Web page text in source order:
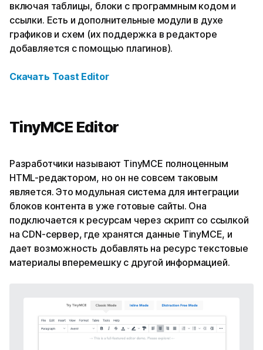
включая таблицы, блоки с программным кодом и
ссылки. Есть и дополнительные модули в духе
графиков и схем (их поддержка в редакторе
добавляется с помощью плагинов).
Скачать Toast Editor
TinyMCE Editor
Разработчики называют TinyMCE полноценным
HTML-редактором, но он не совсем таковым
является. Это модульная система для интеграции
блоков контента в уже готовые сайты. Она
подключается к ресурсам через скрипт со ссылкой
на CDN-сервер, где хранятся данные TinyMCE, и
дает возможность добавлять на ресурс текстовые
материалы вперемешку с другой информацией.